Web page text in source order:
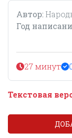
Автор:
Год
27 минут
Текстовая